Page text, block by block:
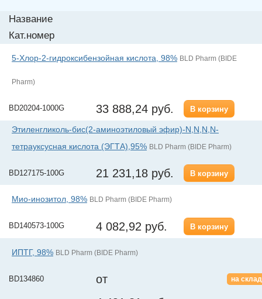
Название
Кат.номер
5-Хлор-2-гидроксибензойная кислота, 98% BLD Pharm (BIDE
Pharm)
BD20204-1000G 33 888,24 руб. В корзину
Этиленгликоль-бис(2-аминоэтиловый эфир)-N,N,N,N-
тетрауксусная кислота (ЭГТА),95% BLD Pharm (BIDE Pharm)
BD127175-100G 21 231,18 руб. В корзину
Мио-инозитол, 98% BLD Pharm (BIDE Pharm)
BD140573-100G 4 082,92 руб. В корзину
ИПТГ, 98% BLD Pharm (BIDE Pharm)
BD134860
от
на